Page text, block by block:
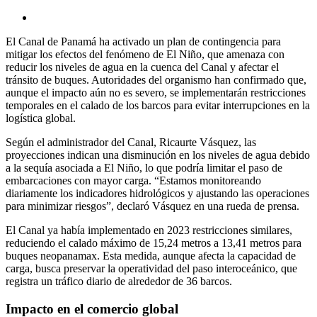
El Canal de Panamá ha activado un plan de contingencia para
mitigar los efectos del fenómeno de El Niño, que amenaza con
reducir los niveles de agua en la cuenca del Canal y afectar el
tránsito de buques. Autoridades del organismo han confirmado que,
aunque el impacto aún no es severo, se implementarán restricciones
temporales en el calado de los barcos para evitar interrupciones en la
logística global.
Según el administrador del Canal, Ricaurte Vásquez, las
proyecciones indican una disminución en los niveles de agua debido
a la sequía asociada a El Niño, lo que podría limitar el paso de
embarcaciones con mayor carga. “Estamos monitoreando
diariamente los indicadores hidrológicos y ajustando las operaciones
para minimizar riesgos”, declaró Vásquez en una rueda de prensa.
El Canal ya había implementado en 2023 restricciones similares,
reduciendo el calado máximo de 15,24 metros a 13,41 metros para
buques neopanamax. Esta medida, aunque afecta la capacidad de
carga, busca preservar la operatividad del paso interoceánico, que
registra un tráfico diario de alrededor de 36 barcos.
Impacto en el comercio global